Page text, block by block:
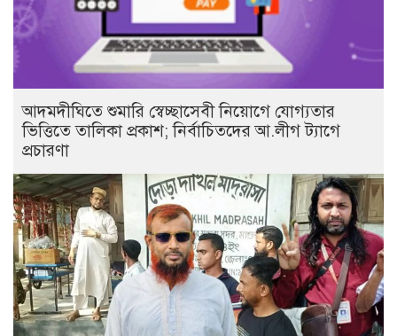
আদমদীঘিতে শুমারি স্বেচ্ছাসেবী নিয়োগে যোগ্যতার
ভিত্তিতে তালিকা প্রকাশ; নির্বাচিতদের আ.লীগ ট্যাগে
প্রচারণা